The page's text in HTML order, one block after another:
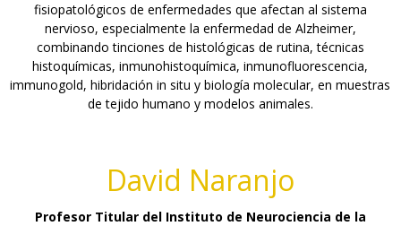
fisiopatológicos de enfermedades que afectan al sistema
nervioso, especialmente la enfermedad de Alzheimer,
combinando tinciones de histológicas de rutina, técnicas
histoquímicas, inmunohistoquímica, inmunofluorescencia,
immunogold, hibridación in situ y biología molecular, en muestras
de tejido humano y modelos animales.
David Naranjo
Profesor Titular del Instituto de Neurociencia de la